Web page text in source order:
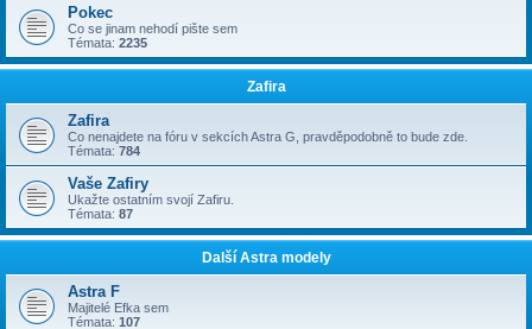
Pokec
Co se jinam nehodí pište sem
Témata: 2235
Zafira
Zafira
Co nenajdete na fóru v sekcích Astra G, pravděpodobně to bude zde.
Témata: 784
Vaše Zafiry
Ukažte ostatním svojí Zafiru.
Témata: 87
Další Astra modely
Astra F
Majitelé Efka sem
Témata: 107